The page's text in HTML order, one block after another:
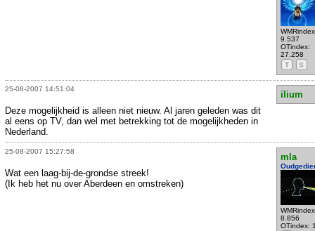
9.537
OTindex:
27.258
T
S
25-08-2007 14:51:04
ilium
Deze mogelijkheid is alleen niet nieuw. Al jaren geleden was dit
al eens op TV, dan wel met betrekking tot de mogelijkheden in
Nederland.
25-08-2007 15:27:58
mla
8.856
OTindex:
Wat een laag-bij-de-grondse streek!
(Ik heb het nu over Aberdeen en omstreken)